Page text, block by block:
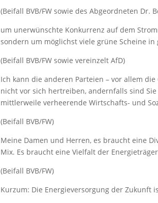
(Beifall BVB/FW sowie des Abgeordneten Dr.
um unerwünschte Konkurrenz auf dem
sondern um möglichst viele grüne Scheine
(Beifall BVB/FW sowie vereinzelt AfD)
Ich kann die anderen Parteien – vor allem
nicht vor sich hertreiben, andernfalls sind
mittlerweile verheerende Wirtschafts- und
(Beifall BVB/FW)
Meine Damen und Herren, es braucht eine
Mix. Es braucht eine Vielfalt der
(Beifall BVB/FW)
Kurzum: Die Energieversorgung der Zukunft